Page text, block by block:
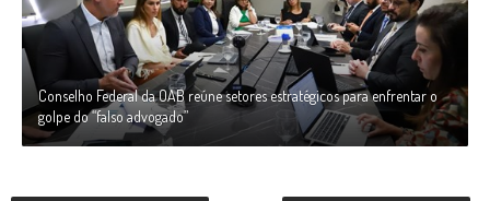
Conselho Federal da OAB reúne setores estratégicos para enfrentar o
golpe do “falso advogado”